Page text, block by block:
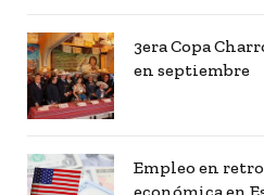
3era Copa
en septiembre
Empleo en
económica en